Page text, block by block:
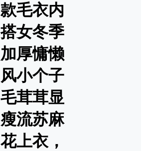
款毛衣内
搭女冬季
加厚慵懒
风小个子
毛茸茸显
瘦流苏麻
花上衣，